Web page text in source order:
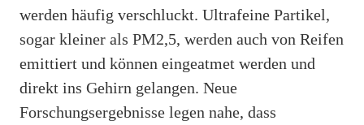
werden häufig verschluckt. Ultrafeine Partikel,
sogar kleiner als PM2,5, werden auch von Reifen
emittiert und können eingeatmet werden und
direkt ins Gehirn gelangen. Neue
Forschungsergebnisse legen nahe, dass